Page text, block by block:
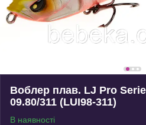
Воблер плав. LJ Pro
09.80/311 (LUI98-311)
В наявності